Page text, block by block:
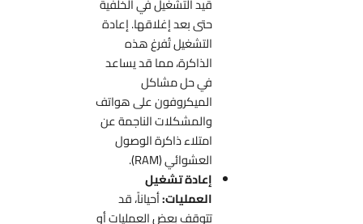
قيد التشغيل في الخلفية
حتى بعد إغلاقها. إعادة
التشغيل تُفرغ هذه
الذاكرة، مما قد يساعد
في حل مشاكل
الميكروفون على هواتف
والمشكلات الناجمة عن
امتلاء ذاكرة الوصول
العشوائي (RAM).
إعادة تشغيل
العمليات:أحياناً، قد
تتوقف بعض العمليات أو